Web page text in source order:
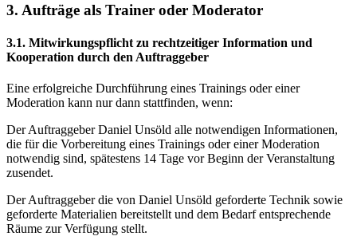
3. Aufträge als Trainer oder Moderator
3.1. Mitwirkungspflicht zu rechtzeitiger Information und
Kooperation durch den Auftraggeber
Eine erfolgreiche Durchführung eines Trainings oder einer
Moderation kann nur dann stattfinden, wenn:
Der Auftraggeber Daniel Unsöld alle notwendigen Informationen,
die für die Vorbereitung eines Trainings oder einer Moderation
notwendig sind, spätestens 14 Tage vor Beginn der Veranstaltung
zusendet.
Der Auftraggeber die von Daniel Unsöld geforderte Technik sowie
geforderte Materialien bereitstellt und dem Bedarf entsprechende
Räume zur Verfügung stellt.